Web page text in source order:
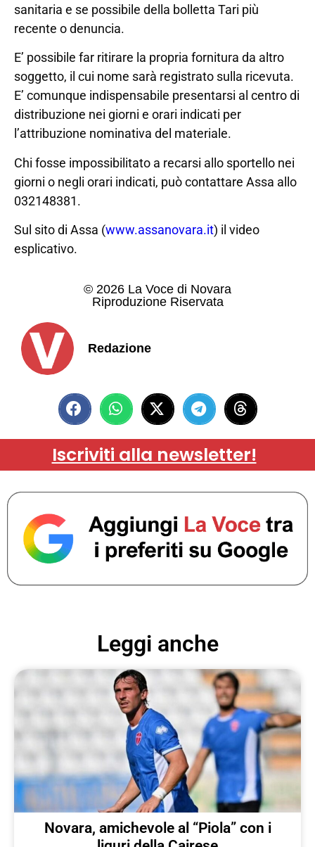
sanitaria e se possibile della bolletta Tari più
recente o denuncia.
E’ possibile far ritirare la propria fornitura da altro
soggetto, il cui nome sarà registrato sulla ricevuta.
E’ comunque indispensabile presentarsi al centro di
distribuzione nei giorni e orari indicati per
l’attribuzione nominativa del materiale.
Chi fosse impossibilitato a recarsi allo sportello nei
giorni o negli orari indicati, può contattare Assa allo
032148381.
Sul sito di Assa (www.assanovara.it) il video
esplicativo.
© 2026 La Voce di Novara
Riproduzione Riservata
Redazione
Iscriviti alla newsletter!
Leggi anche
Novara, amichevole al “Piola” con i